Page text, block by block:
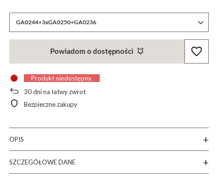
GA0244+3xGA0250+GA0236
Powiadom o dostępności
Produkt niedostępny
30dni na łatwy zwrot
Bezpieczne zakupy
OPIS
SZCZEGÓŁOWE DANE